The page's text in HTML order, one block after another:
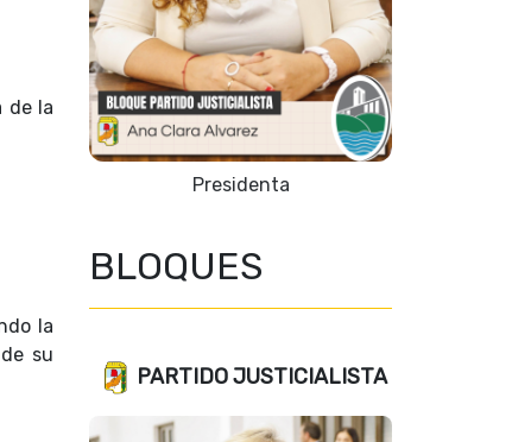
de la
la
su
Presidenta
BLOQUES
PARTIDO JUSTICIALISTA